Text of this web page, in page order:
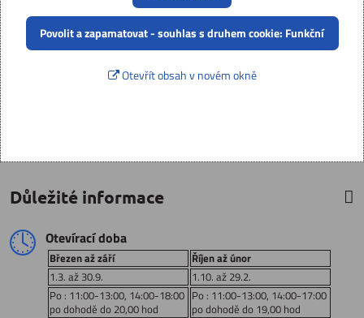
Povolit a zapamatovat - souhlas s druhem cookie: Funkční
Otevřít obsah v novém okně
Důležité informace
Otevírací doba
Březen až září
Říjen až únor
1.3. až 30.9.
1.10. až 29.2.
Po : 11:00-13:00, 14:00-18:00
po dohodě do 20,00 hod
Po : 11:00-13:00, 14:00-17:00
po dohodě do 19,00 hod